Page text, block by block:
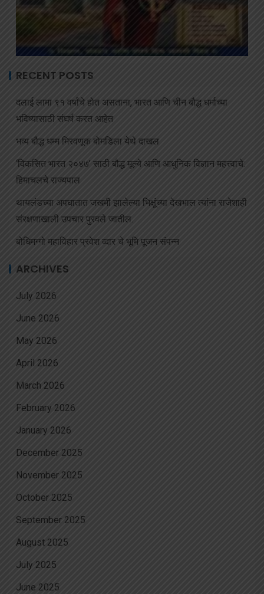
RECENT POSTS
दलाई लामा ९१ वर्षांचे होत असताना, भारत आणि चीन बौद्ध धर्माच्या
भविष्यासाठी संघर्ष करत आहेत
भव्य बौद्ध धम्म मिरवणूक बोमडिला येथे दाखल
‘विकसित भारत २०४७’ साठी बौद्ध मूल्ये आणि आधुनिक विज्ञान महत्त्वाचे:
हिमाचलचे राज्यपाल
थायलंडच्या अपघातात जखमी झालेल्या भिक्षूंच्या देखभाल त्यांना राजेशाही
संरक्षणाखाली उपचार पुरवले जातील.
बोधिमग्गो महाविहार प्रवेश व्दार चे भूमि पूजन संपन्न
ARCHIVES
July 2026
June 2026
May 2026
April 2026
March 2026
February 2026
January 2026
December 2025
November 2025
October 2025
September 2025
August 2025
July 2025
June 2025